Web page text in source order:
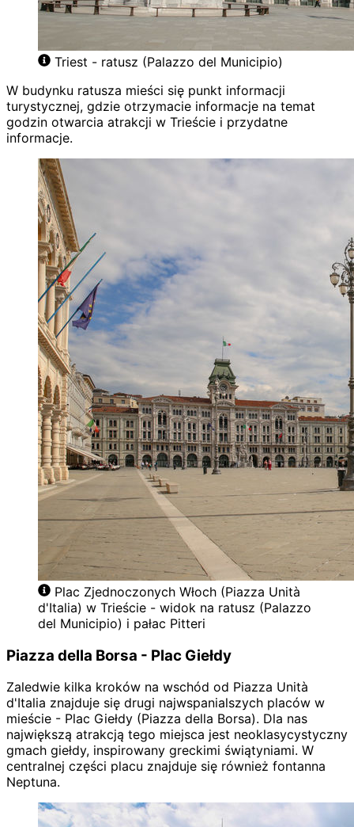
Triest - ratusz (Palazzo del Municipio)
W budynku ratusza mieści się punkt informacji
turystycznej, gdzie otrzymacie informacje na temat
godzin otwarcia atrakcji w Trieście i przydatne
informacje.
Plac Zjednoczonych Włoch (Piazza Unità
d'Italia) w Trieście - widok na ratusz (Palazzo
del Municipio) i pałac Pitteri
Piazza della Borsa - Plac Giełdy
Zaledwie kilka kroków na wschód od Piazza Unità
d'Italia znajduje się drugi najwspanialszych placów w
mieście - Plac Giełdy (Piazza della Borsa). Dla nas
największą atrakcją tego miejsca jest neoklasycystyczny
gmach giełdy, inspirowany greckimi świątyniami. W
centralnej części placu znajduje się również fontanna
Neptuna.